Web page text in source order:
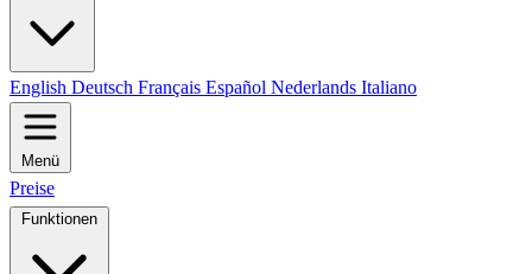
English Deutsch Français Español Nederlands Italiano
Menü
Preise
Funktionen